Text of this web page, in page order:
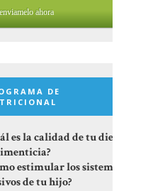
ahora
DE
es la calidad de tu dieta
estimular los sistemas
de tu hijo?